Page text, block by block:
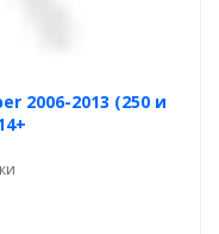
2006-2013 (250 и